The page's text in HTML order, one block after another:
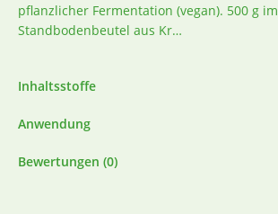
pflanzlicher Fermentation (vegan). 500 g im
Standbodenbeutel aus Kr…
Inhaltsstoffe
Anwendung
Bewertungen (0)